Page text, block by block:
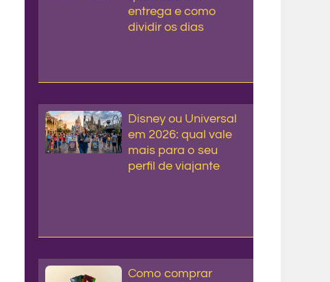
entrega e como
dividir os dias
Disney ou Universal
em 2026: qual vale
mais para o seu
perfil de viajante
Como comprar